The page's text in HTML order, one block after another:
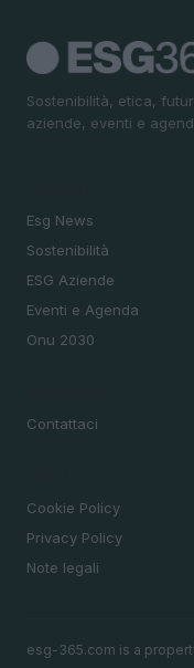
Sostenibilità, etica,
aziende, eventi e
Esg News
Sostenibilità
ESG Aziende
Eventi e Agenda
Onu 2030
Contattaci
Cookie Policy
Privacy Policy
Note legali
esg-365.com is a